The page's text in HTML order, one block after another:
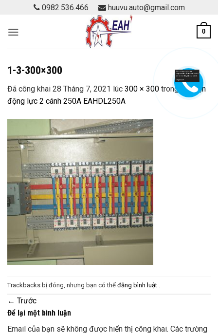
content
0982.536.466 huuvu.auto@gmail.com
0
1-3-300×300
Đã công khai 28 Tháng 7, 2021 lúc 300 × 300 trong
Tủ điện
động lực 2 cánh 250A EAHDL250A
Trackbacks bị đóng, nhưng bạn có thể đăng bình luật
← Trước
Để lại một bình luận
Email của bạn sẽ không được hiển thị công khai. Các trường